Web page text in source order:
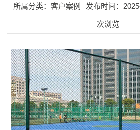
所属分类：客户案例 发布时间：
次浏览